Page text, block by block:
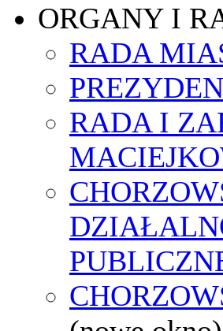
ORGANY I
RADA
RADA I